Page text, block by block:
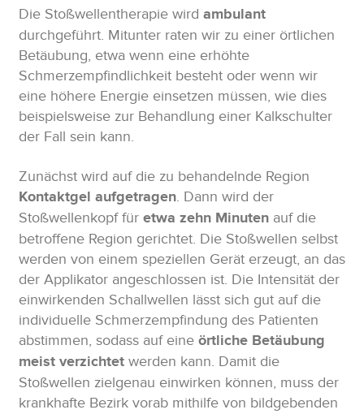
Die Stoßwellentherapie wird ambulant
durchgeführt. Mitunter raten wir zu einer örtlichen
Betäubung, etwa wenn eine erhöhte
Schmerzempfindlichkeit besteht oder wenn wir
eine höhere Energie einsetzen müssen, wie dies
beispielsweise zur Behandlung einer Kalkschulter
der Fall sein kann.
Zunächst wird auf die zu behandelnde Region
Kontaktgel aufgetragen. Dann wird der
Stoßwellenkopf für etwa zehn Minuten auf die
betroffene Region gerichtet. Die Stoßwellen selbst
werden von einem speziellen Gerät erzeugt, an das
der Applikator angeschlossen ist. Die Intensität der
einwirkenden Schallwellen lässt sich gut auf die
individuelle Schmerzempfindung des Patienten
abstimmen, sodass auf eine örtliche Betäubung
meist verzichtet werden kann. Damit die
Stoßwellen zielgenau einwirken können, muss der
krankhafte Bezirk vorab mithilfe von bildgebenden